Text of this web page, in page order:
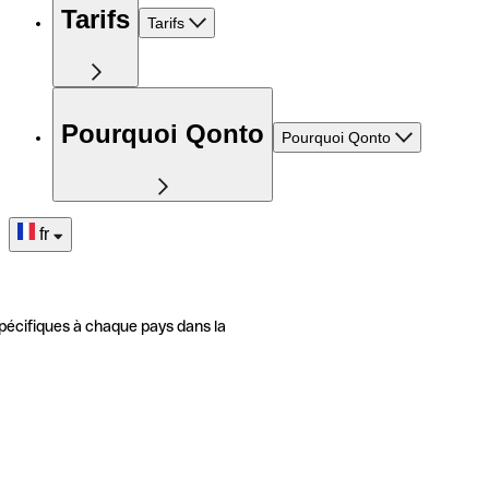
Tarifs Tarifs
Pourquoi Qonto Pourquoi Qonto
fr
à chaque pays dans la